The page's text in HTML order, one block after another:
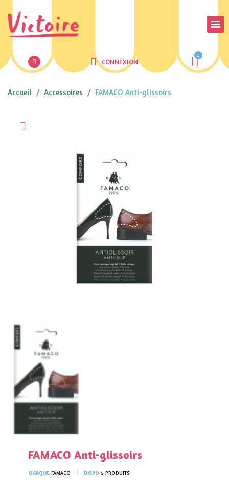
CONNEXION
Accueil Accessoires FAMACO Anti-glissoirs
FAMACO Anti-glissoirs
MARQUE FAMACO DISPO 5 PRODUITS